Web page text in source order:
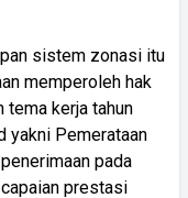
sistem zonasi itu
memperoleh hak
tema kerja tahun
yakni Pemerataan
pada
prestasi